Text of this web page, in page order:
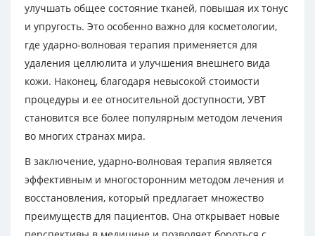
улучшать общее состояние тканей, повышая их тонус
и упругость. Это особенно важно для косметологии,
где ударно-волновая терапия применяется для
удаления целлюлита и улучшения внешнего вида
кожи. Наконец, благодаря невысокой стоимости
процедуры и ее относительной доступности, УВТ
становится все более популярным методом лечения
во многих странах мира.
В заключение, ударно-волновая терапия является
эффективным и многосторонним методом лечения и
восстановления, который предлагает множество
преимуществ для пациентов. Она открывает новые